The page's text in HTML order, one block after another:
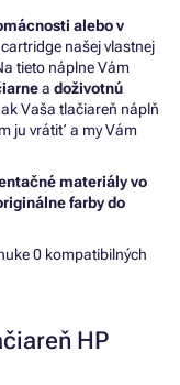
alebo v
našej vlastnej
tieto náplne Vám
a doživotnú
Vaša tlačiareň náplň
ju vrátiť a my Vám
materiály vo
farby do
0 kompatibilných
HP